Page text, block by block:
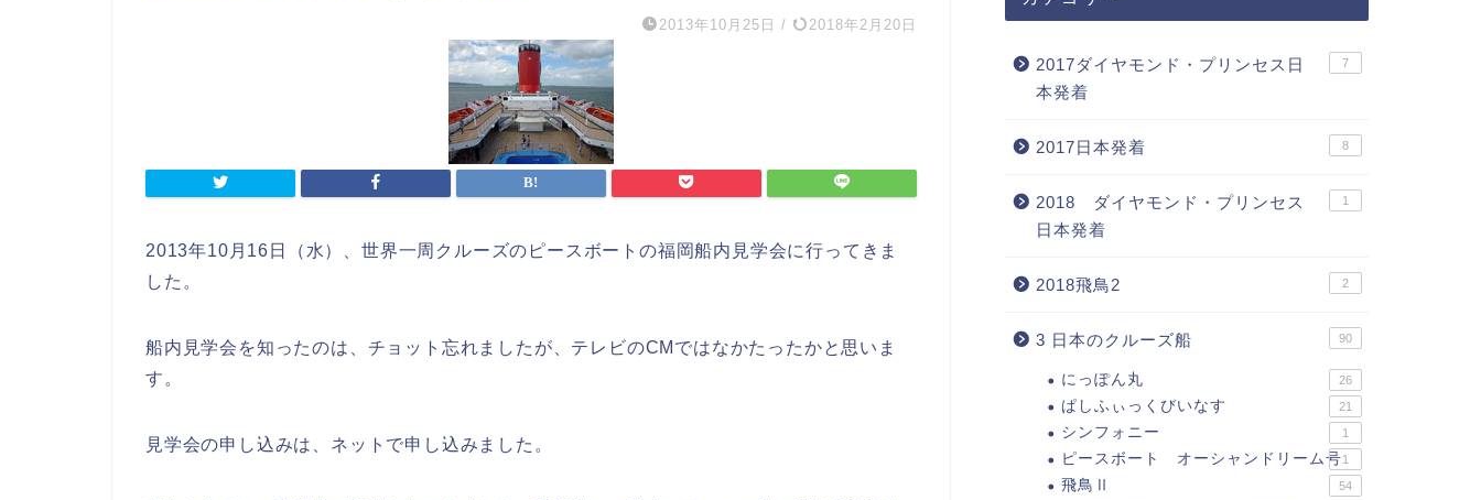
2013年10月25日 / 2018年2月20日
2013年10月16日（水）、世界一周クルーズのピースボートの福岡船内見学会に行ってきま
した。
船内見学会を知ったのは、チョット忘れましたが、テレビのCMではなかたったかと思いま
す。
見学会の申し込みは、ネットで申し込みました。
2017ダイヤモンド・プリンセス日
本発着
7
2017日本発着 8
2018 ダイヤモンド・プリンセス
日本発着
1
2018飛鳥2 2
3 日本のクルーズ船 90
にっぽん丸 26
ぱしふぃっくびいなす 21
シンフォニー 1
ピースボート オーシャンドリーム号1
飛鳥Ⅱ 54